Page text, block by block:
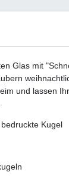
Glas mit
und lassen
Kugel